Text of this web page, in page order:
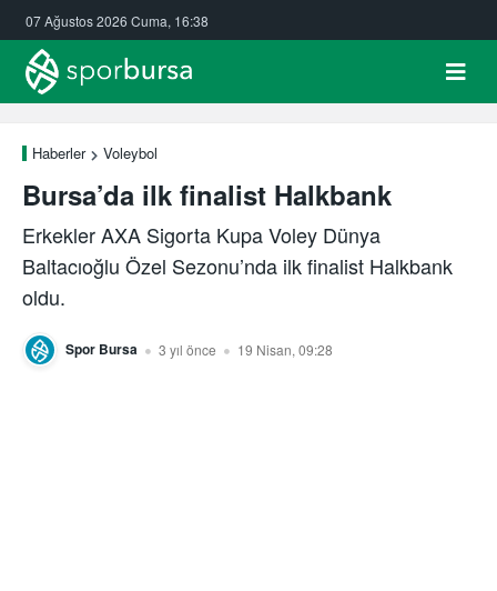
07 Ağustos 2026 Cuma, 16:38
Haberler Voleybol
Bursa’da ilk finalist Halkbank
Erkekler AXA Sigorta Kupa Voley Dünya
Baltacıoğlu Özel Sezonu’nda ilk finalist Halkbank
oldu.
Spor Bursa 3 yıl önce 19 Nisan, 09:28